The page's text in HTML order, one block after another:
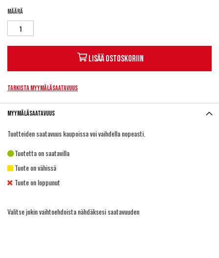
Määrä
Lisää ostoskoriin
Tarkista myymäläsaatavuus
Myymäläsaatavuus
Tuotteiden saatavuus kaupoissa voi vaihdella nopeasti.
Tuotetta on saatavilla
Tuote on vähissä
Tuote on loppunut
Valitse jokin vaihtoehdoista nähdäksesi saatavuuden